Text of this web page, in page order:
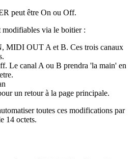
peut être On ou Off.
modifiables via le boitier :
MIDI OUT A et B. Ces trois canaux
Le canal A ou B prendra 'la main' en
un retour à la page principale.
toutes ces modifications par
14 octets.